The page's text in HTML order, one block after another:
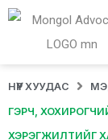
НҮҮР ХУУДАС
ГЭРЧ,
ХЭРЭГЖИЛТИЙГ